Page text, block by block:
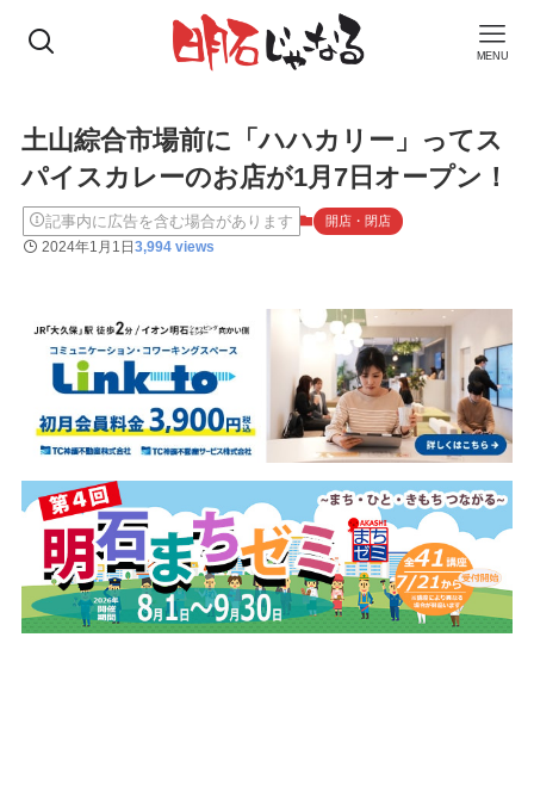
MENU
土山綜合市場前に「ハハカリー」ってス
パイスカレーのお店が1月7日オープン！
記事内に広告を含む場合があります 開店・閉店
2024年1月1日3,994 views